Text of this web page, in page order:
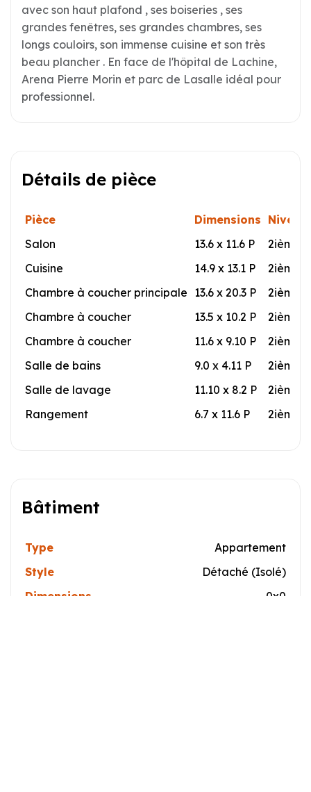
avec son haut plafond , ses boiseries , ses
grandes fenêtres, ses grandes chambres, ses
longs couloirs, son immense cuisine et son très
beau plancher . En face de l'hôpital de Lachine,
Arena Pierre Morin et parc de Lasalle idéal pour
professionnel.
Détails de pièce
Pièce Dimensions Niveau
Salon
13.6 x 11.6 P
2ième
Cuisine
14.9 x 13.1 P
2ième
Chambre à coucher principale 13.6 x 20.3 P
2ième
Chambre à coucher
13.5 x 10.2 P
2ième
Chambre à coucher
11.6 x 9.10 P
2ième
Salle de bains
9.0 x 4.11 P
2ième
Salle de lavage
11.10 x 8.2 P
2ième
Rangement
6.7 x 11.6 P 2ième
Bâtiment
Type
Appartement
Style
Détaché (Isolé)
Dimensions
0x0